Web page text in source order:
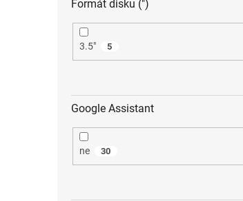
Formát disku (")
3.5" 5
Google Assistant
ne 30